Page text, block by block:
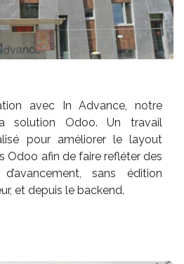
avec In Advance, notre
solution Odoo. Un travail
pour améliorer le layout
Odoo afin de faire refléter des
sans édition
et depuis le backend.